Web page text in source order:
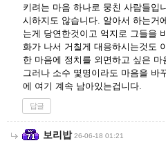
키려는 마음 하나로 뭉친 사람들입
시하지도 않습니다. 알아서 하는거
는게 당연한것이고 억지로 그들을
화가 나서 거칠게 대응하시는것도
한 마음에 정치를 외면하고 싶은 마
그러나 소수 몇명이라도 마음을 바
에 여기 계속 남아있는겁니다.
답글
보리밥 26-06-18 01:21